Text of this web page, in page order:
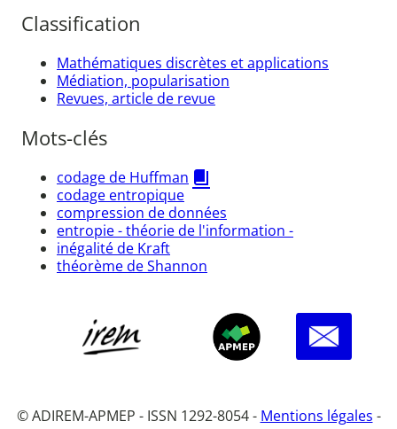
Classification
Mathématiques discrètes et applications
Médiation, popularisation
Revues, article de revue
Mots-clés
codage de Huffman
codage entropique
compression de données
entropie - théorie de l'information -
inégalité de Kraft
théorème de Shannon
© ADIREM-APMEP - ISSN 1292-8054 - Mentions légales -